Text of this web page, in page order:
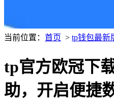
当前位置： 首页 > tp钱包最新
tp官方欧冠下
助，开启便捷